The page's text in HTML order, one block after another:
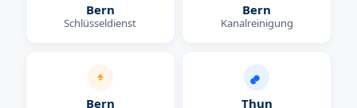
Bern
Schlüsseldienst
Bern
Kanalreinigung
Bern Thun